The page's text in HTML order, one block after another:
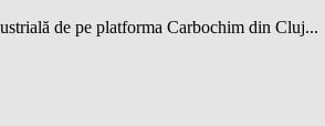
de pe platforma Carbochim din Cluj...